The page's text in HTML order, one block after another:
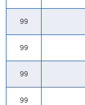
99
99
99
99